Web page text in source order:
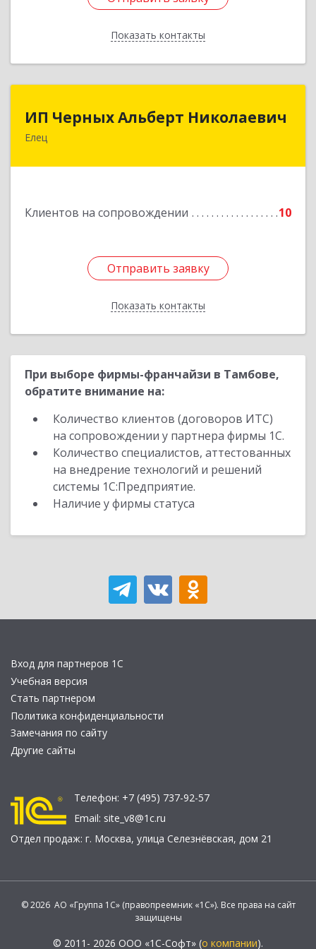
Показать контакты
Назад
ИП Черных Альберт Николаевич
Елец
Клиентов на сопровождении 10
Отправить заявку
Показать контакты
ИП Черных Альберт Николаевич
399771, Липецкая обл, Елец г, Н.Гусевой ул, 56А
Отправить заявку
Назад
При выборе фирмы-франчайзи в Тамбове,
обратите внимание на:
Количество клиентов (договоров ИТС)
на сопровождении у партнера фирмы 1С.
Количество специалистов, аттестованных
на внедрение технологий и решений
системы 1С:Предприятие.
Наличие у фирмы статуса
Вход для партнеров 1С
Учебная версия
Стать партнером
Политика конфиденциальности
Замечания по сайту
Другие сайты
Телефон: +7 (495) 737-92-57
Email: site_v8@1c.ru
Отдел продаж: г. Москва, улица Селезнёвская, дом 21
© 2026 АО «Группа 1С» (правопреемник «1С»). Все права на сайт
защищены
© 2011- 2026 ООО «1С-Софт» (о компании).